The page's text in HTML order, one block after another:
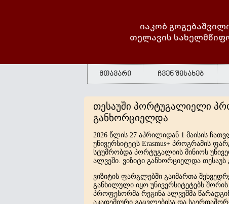
იაკობ
თელავის
მთავარი ჩვენ შესახებ
თესაუში პორტუგალიელი
განხორციელდა
2026 წლის27 აპრილიდან1 მაისის
უნივერსიტეტსErasmus+ პროგრამის
სტუმრობდა პორტუგალიის მინიოს
ალვეში. ვიზიტი განხორციელდა თესაუს
ვიზიტის ფარგლებში გაიმართა
განხილული იყო უნივერსიტეტებს შორის
პროფესორმა რეგინა ალვეშმა
აკადემიური გაცვლებისა და